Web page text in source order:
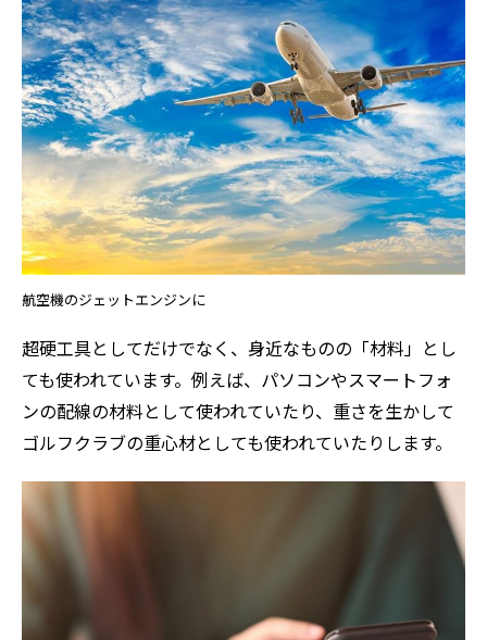
航空機のジェットエンジンに
超硬工具としてだけでなく、身近なものの「材料」とし
ても使われています。例えば、パソコンやスマートフォ
ンの配線の材料として使われていたり、重さを生かして
ゴルフクラブの重心材としても使われていたりします。